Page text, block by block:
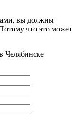
вы должны
что это может
Челябинске